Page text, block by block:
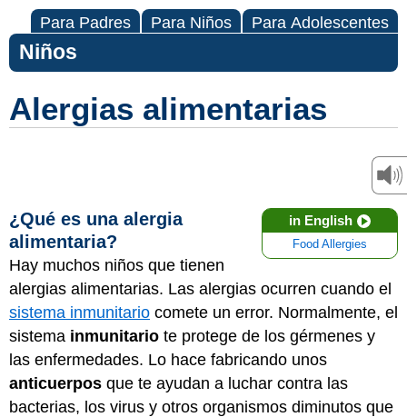
Para Padres Para Niños Para Adolescentes
Niños
Alergias alimentarias
in English
Food Allergies
¿Qué es una alergia
alimentaria?
Hay muchos niños que tienen
alergias alimentarias. Las alergias ocurren cuando el
sistema inmunitario comete un error. Normalmente, el
sistema inmunitario te protege de los gérmenes y
las enfermedades. Lo hace fabricando unos
anticuerpos que te ayudan a luchar contra las
bacterias, los virus y otros organismos diminutos que